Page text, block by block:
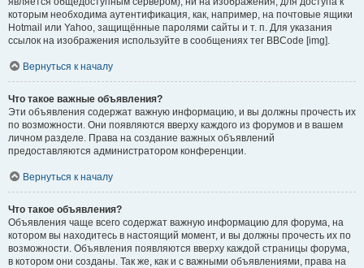
которым необходима аутентификация, как, например, на почтовые ящики
Hotmail или Yahoo, защищённые паролями сайты и т. п. Для указания
ссылок на изображения используйте в сообщениях тег BBCode [img].
Вернуться к началу
Что такое важные объявления?
Эти объявления содержат важную информацию, и вы должны прочесть их
по возможности. Они появляются вверху каждого из форумов и в вашем
личном разделе. Права на создание важных объявлений
предоставляются администратором конференции.
Вернуться к началу
Что такое объявления?
Объявления чаще всего содержат важную информацию для форума, на
котором вы находитесь в настоящий момент, и вы должны прочесть их по
возможности. Объявления появляются вверху каждой страницы форума,
в котором они созданы. Так же, как и с важными объявлениями, права на